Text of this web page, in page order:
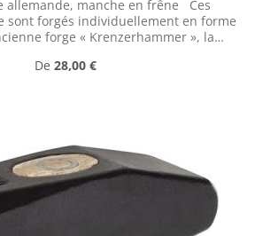
manche en frêne Ces
sont forgés individuellement en forme
forge « Krenzerhammer », la
la vallée de l'Ennepe.
Prix régulier :
De 28,00 €